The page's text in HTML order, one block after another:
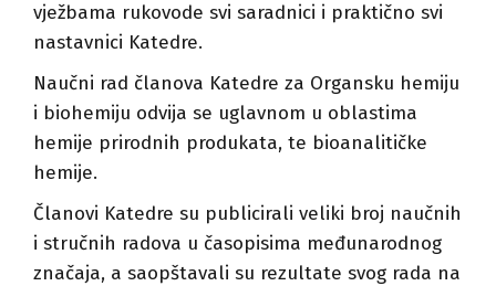
vježbama rukovode svi saradnici i praktično svi
nastavnici Katedre.
Naučni rad članova Katedre za Organsku hemiju
i biohemiju odvija se uglavnom u oblastima
hemije prirodnih produkata, te bioanalitičke
hemije.
Članovi Katedre su publicirali veliki broj naučnih
i stručnih radova u časopisima međunarodnog
značaja, a saopštavali su rezultate svog rada na